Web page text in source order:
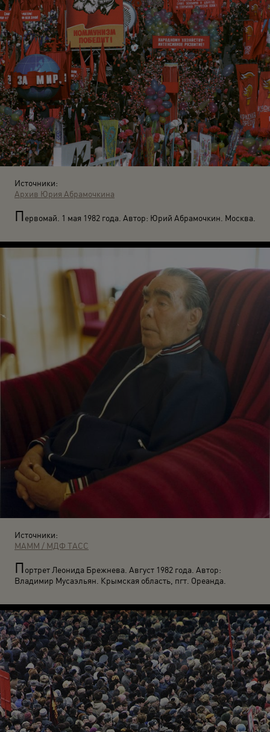
Источники:
Архив Юрия Абрамочкина
Первомай. 1 мая 1982 года. Автор: Юрий Абрамочкин. Москва.
Источники:
МАММ / МДФ ТАСС
Портрет Леонида Брежнева. Август 1982 года. Автор:
Владимир Мусаэльян. Крымская область, пгт. Ореанда.